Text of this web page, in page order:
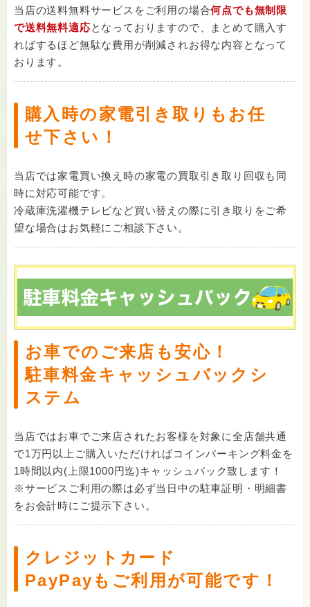
当店の送料無料サービスをご利用の場合何点でも無制限
で送料無料適応となっておりますので、まとめて購入す
ればするほど無駄な費用が削減されお得な内容となって
おります。
購入時の家電引き取りもお任
せ下さい！
当店では家電買い換え時の家電の買取引き取り回収も同
時に対応可能です。
冷蔵庫洗濯機テレビなど買い替えの際に引き取りをご希
望な場合はお気軽にご相談下さい。
お車でのご来店も安心！
駐車料金キャッシュバックシ
ステム
当店ではお車でご来店されたお客様を対象に全店舗共通
で1万円以上ご購入いただければコインパーキング料金を
1時間以内(上限1000円迄)キャッシュバック致します！
※サービスご利用の際は必ず当日中の駐車証明・明細書
をお会計時にご提示下さい。
クレジットカード
PayPayもご利用が可能です！